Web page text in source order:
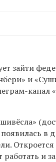
зайти
и
канал
в
Откроется
и